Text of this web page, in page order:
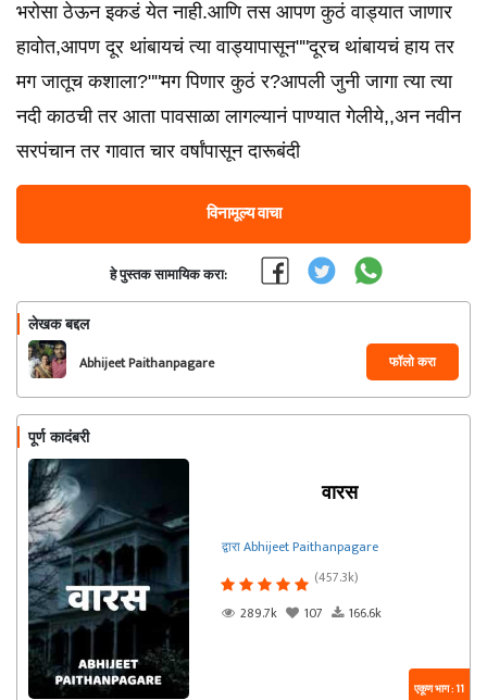
भरोसा ठेऊन इकडं येत नाही.आणि तस आपण कुठं वाड्यात जाणार
हावोत,आपण दूर थांबायचं त्या वाड्यापासून""दूरच थांबायचं हाय तर
मग जातूच कशाला?""मग पिणार कुठं र?आपली जुनी जागा त्या त्या
नदी काठची तर आता पावसाळा लागल्यानं पाण्यात गेलीये,,अन नवीन
सरपंचान तर गावात चार वर्षांपासून दारूबंदी
विनामूल्य वाचा
हे पुस्तक सामायिक करा:
लेखक बद्दल
Abhijeet Paithanpagare फॉलो करा
पूर्ण कादंबरी
वारस
द्वारा Abhijeet Paithanpagare
(457.3k)
289.7k
107 166.6k
एकूण भाग : 11